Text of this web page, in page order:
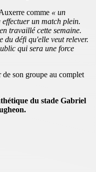
comme « un
un match plein.
travaillé cette semaine.
du défi qu'elle veut relever.
qui sera une force
de son groupe au complet
du stade Gabriel